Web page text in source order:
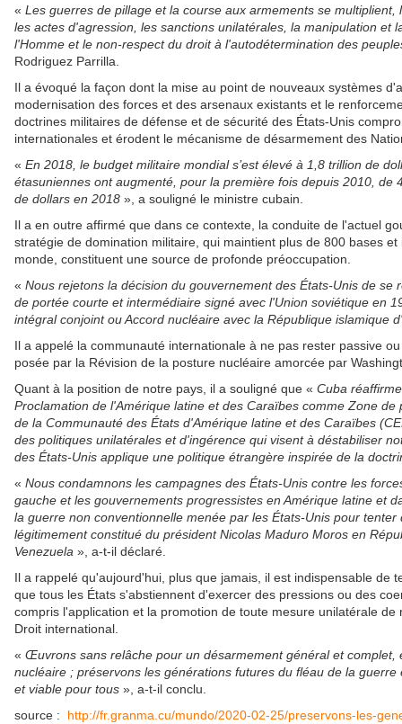
« Les guerres de pillage et la course aux armements se
les actes d'agression, les sanctions unilatérales, la manipulation et
l'Homme et le non-respect du droit à l'autodétermination des
Rodriguez Parrilla.
Il a évoqué la façon dont la mise au point de nouveaux systèmes
modernisation des forces et des arsenaux existants et le
doctrines militaires de défense et de sécurité des États-Unis
internationales et érodent le mécanisme de désarmement des
« En 2018, le budget militaire mondial s’est élevé à 1,8 trillion de
étasuniennes ont augmenté, pour la première fois depuis 2010, de
de dollars en 2018 », a souligné le ministre cubain.
Il a en outre affirmé que dans ce contexte, la conduite de l'actuel
stratégie de domination militaire, qui maintient plus de 800 bases
monde, constituent une source de profonde préoccupation.
« Nous rejetons la décision du gouvernement des États-Unis de se
de portée courte et intermédiaire signé avec l'Union soviétique en
intégral conjoint ou Accord nucléaire avec la République islamique
Il a appelé la communauté internationale à ne pas rester passive
posée par la Révision de la posture nucléaire amorcée par
Quant à la position de notre pays, il a souligné que « Cuba
Proclamation de l'Amérique latine et des Caraïbes comme Zone de
de la Communauté des États d'Amérique latine et des Caraïbes
des politiques unilatérales et d'ingérence qui visent à déstabiliser
des États-Unis applique une politique étrangère inspirée de la
« Nous condamnons les campagnes des États-Unis contre les
gauche et les gouvernements progressistes en Amérique latine et
la guerre non conventionnelle menée par les États-Unis pour
légitimement constitué du président Nicolas Maduro Moros en
Venezuela », a-t-il déclaré.
Il a rappelé qu'aujourd'hui, plus que jamais, il est indispensable de
que tous les États s'abstiennent d'exercer des pressions ou des
compris l'application et la promotion de toute mesure unilatérale
Droit international.
« Œuvrons sans relâche pour un désarmement général et complet,
nucléaire ; préservons les générations futures du fléau de la
et viable pour tous », a-t-il conclu.
source : http://fr.granma.cu/mundo/2020-02-25/preservons-les-